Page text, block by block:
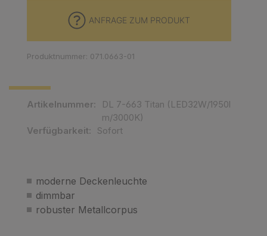
moderne Deckenleuchte
dimmbar
robuster Metallcorpus
Artikelnummer:
DL 7-663 Titan (LED32W/1950l
m/3000K)
Verfügbarkeit:
Sofort
ANFRAGE ZUM PRODUKT
Produktnummer: 071.0663-01